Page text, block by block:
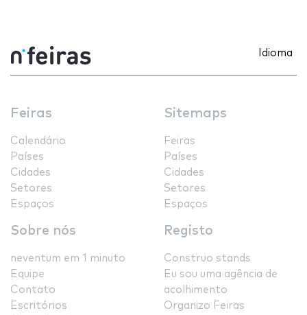
Idioma
Feiras
Calendário
Países
Cidades
Setores
Espaços
Sitemaps
Feiras
Países
Cidades
Setores
Espaços
Sobre nós
neventum em 1 minuto
Equipe
Contato
Escritórios
Registo
Construo stands
Eu sou uma agência de
acolhimento
Organizo Feiras